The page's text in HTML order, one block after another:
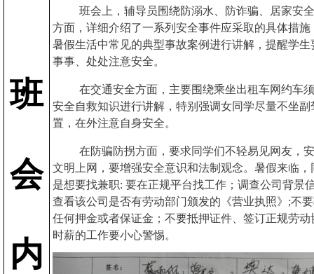
班
会
内
班会上，辅导员围绕防溺水、防诈骗、居家安
方面，详细介绍了一系列安全事件应采取的具体措施
暑假生活中常见的典型事故案例进行讲解，提醒学生
事事、处处注意安全。
在交通安全方面，主要围绕乘坐出租车网约车
安全自救知识进行讲解，特别强调女同学尽量不坐副
置，在外注意自身安全。
在防骗防拐方面，要求同学们不轻易见网友，
文明上网，要增强安全意识和法制观念。暑假来临，
是想要找兼职: 要在正规平台找工作；调查公司背景
查看该公司是否有劳动部门颁发的《营业执照》;不
任何押金或者保证金；不要抵押证件、签订正规劳动
时薪的工作要小心警惕。